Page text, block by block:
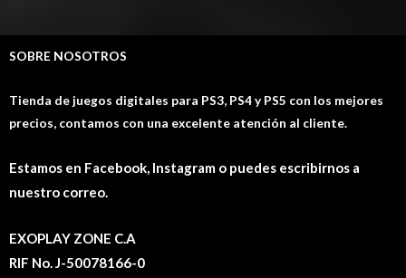
SOBRE NOSOTROS
Tienda de juegos digitales para PS3, PS4 y PS5 con los mejores
precios, contamos con una excelente atención al cliente.
Estamos en Facebook, Instagram o puedes escribirnos a
nuestro correo.
EXOPLAY ZONE C.A
RIF No. J-50078166-0